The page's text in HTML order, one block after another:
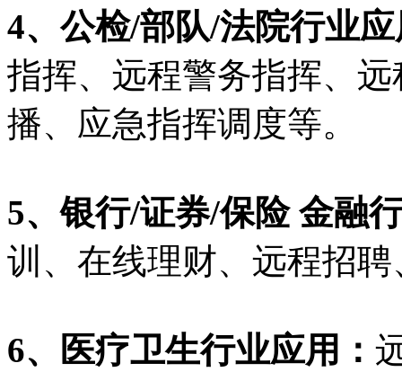
4、公检/部队/法院行业
指挥、远程警务指挥、
播、应急指挥调度等。
5、银行/证券/保险 金融
训、在线理财、远程招
6、医疗卫生行业应用：